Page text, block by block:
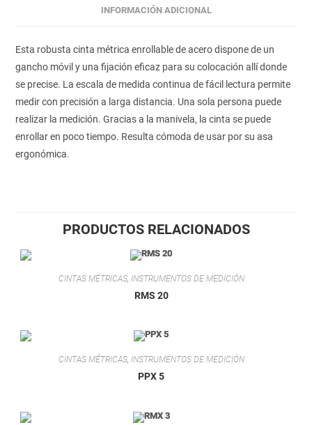
INFORMACIÓN ADICIONAL
Esta robusta cinta métrica enrollable de acero dispone de un
gancho móvil y una fijación eficaz para su colocación allí donde
se precise. La escala de medida continua de fácil lectura permite
medir con precisión a larga distancia. Una sola persona puede
realizar la medición. Gracias a la manivela, la cinta se puede
enrollar en poco tiempo. Resulta cómoda de usar por su asa
ergonómica.
PRODUCTOS RELACIONADOS
CINTAS MÉTRICAS, INSTRUMENTOS DE MEDICIÓN
RMS 20
CINTAS MÉTRICAS, INSTRUMENTOS DE MEDICIÓN
PPX 5